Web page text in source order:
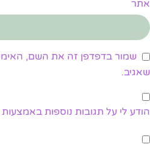
אתר
שמור בדפדפן זה את השם,
שאגיב.
הודע לי על תגובות נוספות באמצעות